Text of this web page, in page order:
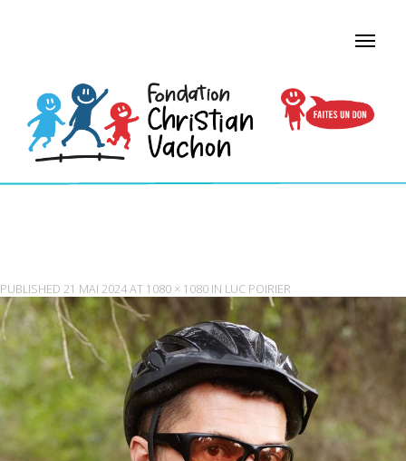
PUBLISHED 21 MAI 2024AT 1080 × 1080 IN LUC POIRIER